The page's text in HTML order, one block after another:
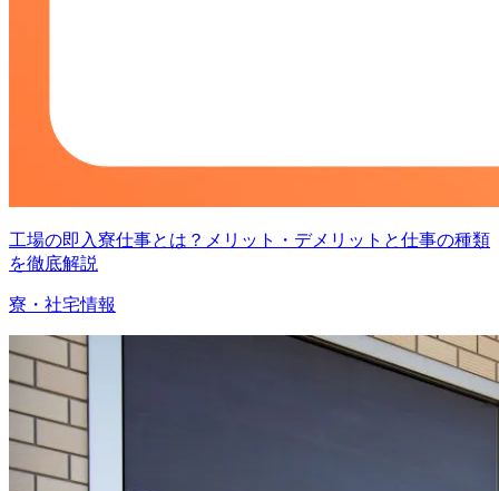
工場の即入寮仕事とは？メリット・デメリットと仕事の種類
を徹底解説
寮・社宅情報